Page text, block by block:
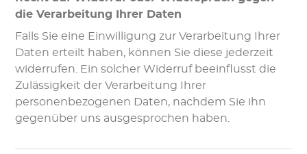
die Verarbeitung Ihrer Daten
Falls Sie eine Einwilligung zur Verarbeitung Ihrer
Daten erteilt haben, können Sie diese jederzeit
widerrufen. Ein solcher Widerruf beeinflusst die
Zulässigkeit der Verarbeitung Ihrer
personenbezogenen Daten, nachdem Sie ihn
gegenüber uns ausgesprochen haben.